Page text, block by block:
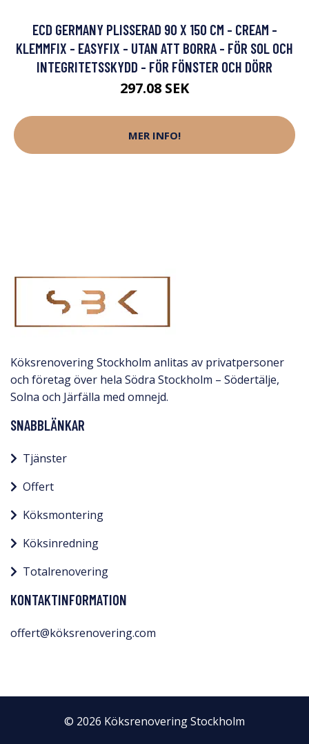
ECD GERMANY PLISSERAD 90 X 150 CM - CREAM -
KLEMMFIX - EASYFIX - UTAN ATT BORRA - FÖR SOL OCH
INTEGRITETSSKYDD - FÖR FÖNSTER OCH DÖRR
297.08 SEK
MER INFO!
Köksrenovering Stockholm anlitas av privatpersoner
och företag över hela Södra Stockholm – Södertälje,
Solna och Järfälla med omnejd.​
SNABBLÄNKAR
Tjänster
Offert
Köksmontering
Köksinredning
Totalrenovering
KONTAKTINFORMATION
offert@köksrenovering.com
© 2026 Köksrenovering Stockholm